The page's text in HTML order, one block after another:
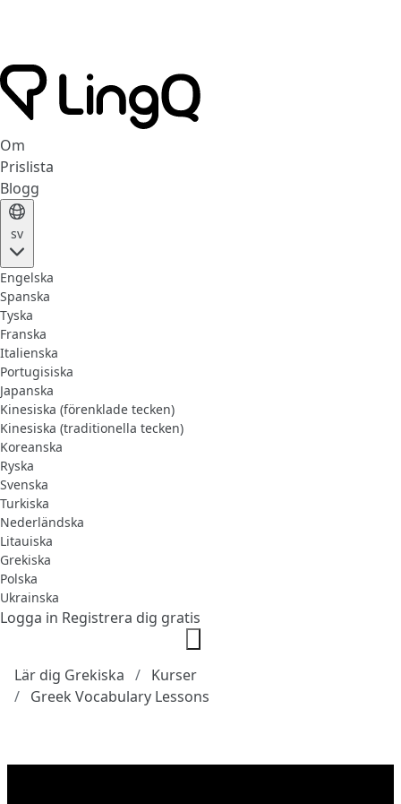
Om
Prislista
Blogg
sv
Engelska
Spanska
Tyska
Franska
Italienska
Portugisiska
Japanska
Kinesiska (förenklade tecken)
Kinesiska (traditionella tecken)
Koreanska
Ryska
Svenska
Turkiska
Nederländska
Litauiska
Grekiska
Polska
Ukrainska
Logga in Registrera dig gratis
Lär dig Grekiska
Kurser
Greek Vocabulary Lessons